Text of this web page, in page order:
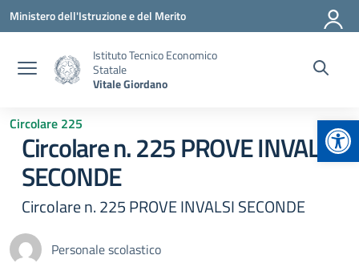
Vai ai contenuti
Vai al menu di navigazione
Vai al footer
Ministero dell'Istruzione e del Merito
Istituto Tecnico Economico
Statale
Vitale Giordano
Circolare 225
Circolare n. 225 PROVE INVALSI
SECONDE
Circolare n. 225 PROVE INVALSI SECONDE
Personale scolastico